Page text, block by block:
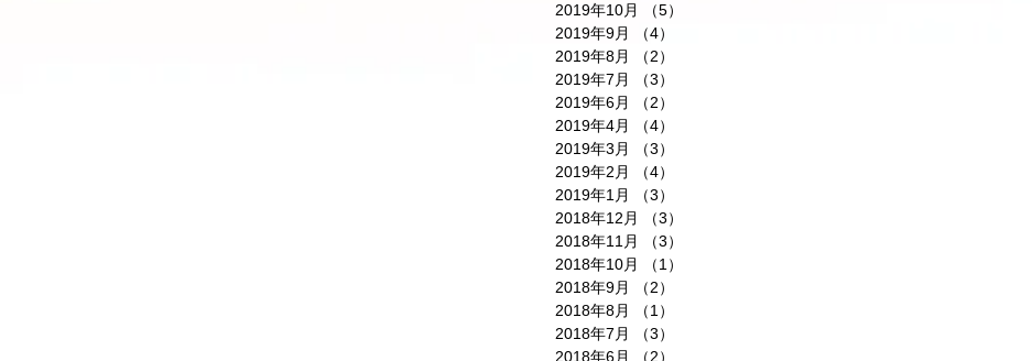
2019年10月
（5）
2019年9月
（4）
2019年8月
（2）
2019年7月
（3）
2019年6月
（2）
2019年4月
（4）
2019年3月
（3）
2019年2月
（4）
2019年1月
（3）
2018年12月
（3）
2018年11月
（3）
2018年10月
（1）
2018年9月
（2）
2018年8月
（1）
2018年7月
（3）
2018年6月
（2）